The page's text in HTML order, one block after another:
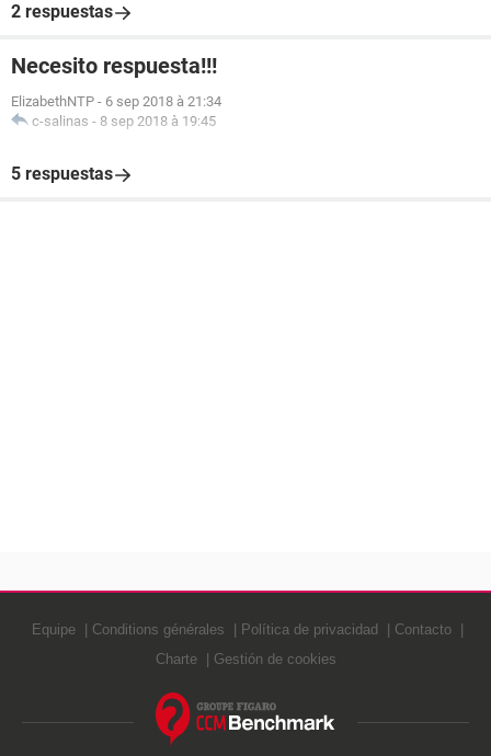
2 respuestas
Necesito respuesta!!!
ElizabethNTP - 6 sep 2018 à 21:34
c-salinas - 8 sep 2018 à 19:45
5 respuestas
Equipe Conditions générales Política de privacidad
Contacto
Charte
Gestión de cookies